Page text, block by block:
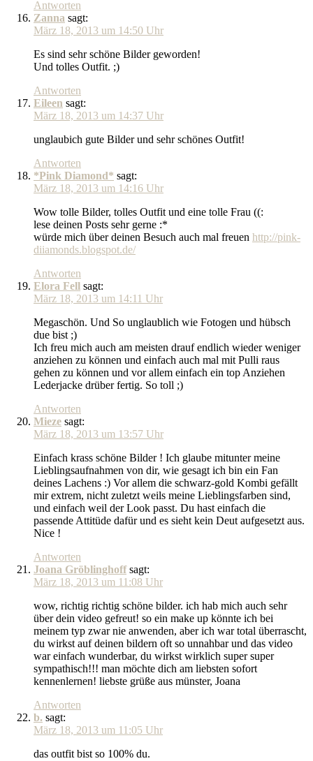
Antworten
Zanna sagt:
März 18, 2013 um 14:50 Uhr
Es sind sehr schöne Bilder geworden!
Und tolles Outfit. ;)
Antworten
Eileen sagt:
März 18, 2013 um 14:37 Uhr
unglaubich gute Bilder und sehr schönes Outfit!
Antworten
*Pink Diamond* sagt:
März 18, 2013 um 14:16 Uhr
Wow tolle Bilder, tolles Outfit und eine tolle Frau ((:
lese deinen Posts sehr gerne :*
würde mich über deinen Besuch auch mal freuen http://pink-
diiamonds.blogspot.de/
Antworten
Elora Fell sagt:
März 18, 2013 um 14:11 Uhr
Megaschön. Und So unglaublich wie Fotogen und hübsch
due bist ;)
Ich freu mich auch am meisten drauf endlich wieder weniger
anziehen zu können und einfach auch mal mit Pulli raus
gehen zu können und vor allem einfach ein top Anziehen
Lederjacke drüber fertig. So toll ;)
Antworten
Mieze sagt:
März 18, 2013 um 13:57 Uhr
Einfach krass schöne Bilder ! Ich glaube mitunter meine
Lieblingsaufnahmen von dir, wie gesagt ich bin ein Fan
deines Lachens :) Vor allem die schwarz-gold Kombi gefällt
mir extrem, nicht zuletzt weils meine Lieblingsfarben sind,
und einfach weil der Look passt. Du hast einfach die
passende Attitüde dafür und es sieht kein Deut aufgesetzt aus.
Nice !
Antworten
Joana Gröblinghoff sagt:
März 18, 2013 um 11:08 Uhr
wow, richtig richtig schöne bilder. ich hab mich auch sehr
über dein video gefreut! so ein make up könnte ich bei
meinem typ zwar nie anwenden, aber ich war total überrascht,
du wirkst auf deinen bildern oft so unnahbar und das video
war einfach wunderbar, du wirkst wirklich super super
sympathisch!!! man möchte dich am liebsten sofort
kennenlernen! liebste grüße aus münster, Joana
Antworten
b. sagt:
März 18, 2013 um 11:05 Uhr
das outfit bist so 100% du.